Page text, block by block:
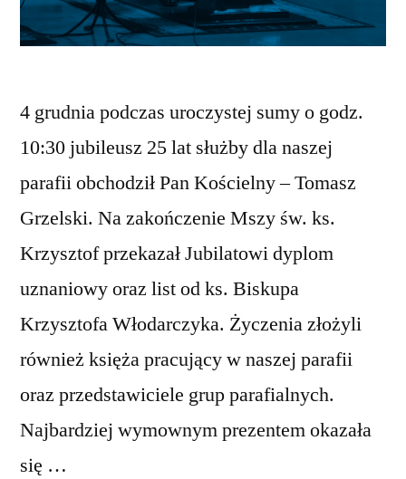
4 grudnia podczas uroczystej sumy o godz.
10:30 jubileusz 25 lat służby dla naszej
parafii obchodził Pan Kościelny – Tomasz
Grzelski. Na zakończenie Mszy św. ks.
Krzysztof przekazał Jubilatowi dyplom
uznaniowy oraz list od ks. Biskupa
Krzysztofa Włodarczyka. Życzenia złożyli
również księża pracujący w naszej parafii
oraz przedstawiciele grup parafialnych.
Najbardziej wymownym prezentem okazała
się …